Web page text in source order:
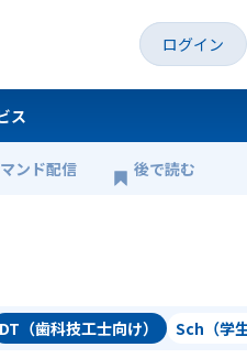
ログイン
ンド配信 後で読む
ス
DT（歯科技工士向け） Sch（学